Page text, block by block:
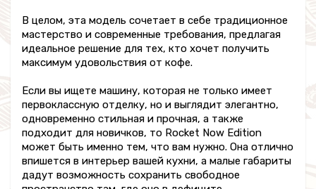
В целом, эта модель сочетает в себе традиционное
мастерство и современные требования, предлагая
идеальное решение для тех, кто хочет получить
максимум удовольствия от кофе.
Если вы ищете машину, которая не только имеет
первоклассную отделку, но и выглядит элегантно,
одновременно стильная и прочная, а также
подходит для новичков, то Rocket Now Edition
может быть именно тем, что вам нужно. Она отлично
впишется в интерьер вашей кухни, а малые габариты
дадут возможность сохранить свободное